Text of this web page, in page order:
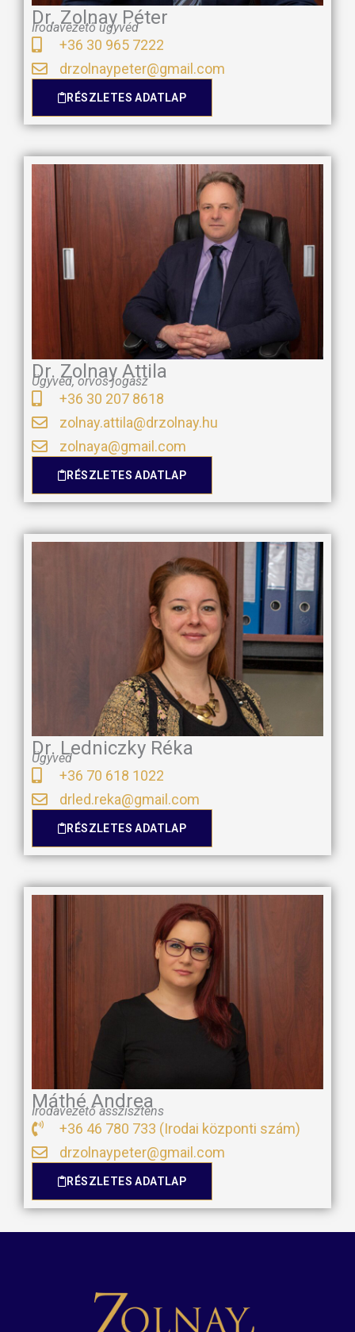
Dr. Zolnay Péter
Irodavezető ügyvéd
+36 30 965 7222
drzolnaypeter@gmail.com
RÉSZLETES ADATLAP
Dr. Zolnay Attila
Ügyvéd, orvos-jogász
+36 30 207 8618
zolnay.attila@drzolnay.hu
zolnaya@gmail.com
RÉSZLETES ADATLAP
Dr. Ledniczky Réka
Ügyvéd
+36 70 618 1022
drled.reka@gmail.com
RÉSZLETES ADATLAP
Máthé Andrea
Irodavezető asszisztens
+36 46 780 733 (Irodai központi szám)
drzolnaypeter@gmail.com
RÉSZLETES ADATLAP